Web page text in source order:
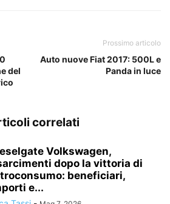
del
Prossimo articolo
Auto nuove Fiat 2017: 500L e
Panda in luce
correlati
Volkswagen,
dopo la vittoria di
beneficiari,
e...